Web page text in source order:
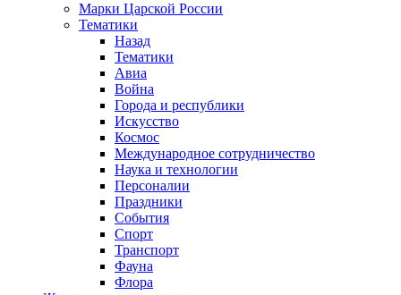
Марки Царской России
Тематики
Назад
Тематики
Авиа
Война
Города и республики
Искусство
Космос
Международное сотрудничество
Наука и технологии
Персоналии
Праздники
События
Спорт
Транспорт
Фауна
Флора